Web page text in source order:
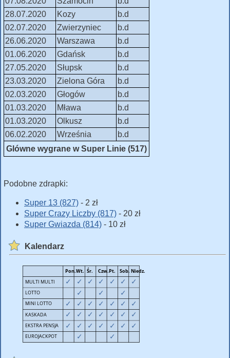
28.07.2020
Kozy
b.d
02.07.2020
Zwierzyniec
b.d
26.06.2020
Warszawa
b.d
01.06.2020
Gdańsk
b.d
27.05.2020
Słupsk
b.d
23.03.2020
Zielona Góra
b.d
02.03.2020
Głogów
b.d
01.03.2020
Mława
b.d
01.03.2020
Olkusz
b.d
06.02.2020
Września
b.d
Glówne wygrane w Super Linie (517)
Podobne zdrapki:
Super 13 (827) - 2 zł
Super Crazy Liczby (817) - 20 zł
Super Gwiazda (814) - 10 zł
Kalendarz